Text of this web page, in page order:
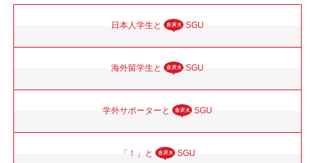
日本人学生と SGU
海外留学生と SGU
学外サポーターと SGU
「！」と SGU